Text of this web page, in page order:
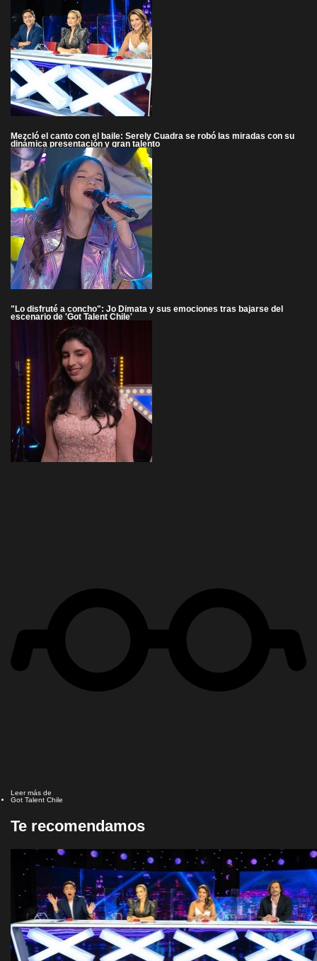
Mezcló el canto con el baile: Serely Cuadra se robó las miradas con su
dinámica presentación y gran talento
"Lo disfruté a concho": Jo Dimata y sus emociones tras bajarse del
escenario de 'Got Talent Chile'
Leer más de
Got Talent Chile
Te recomendamos